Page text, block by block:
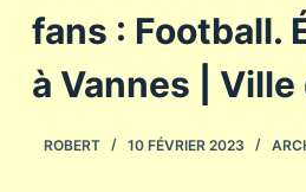
u
o
fans : Football.
à Vannes |
ROBERT 10 FÉVRIER 2023